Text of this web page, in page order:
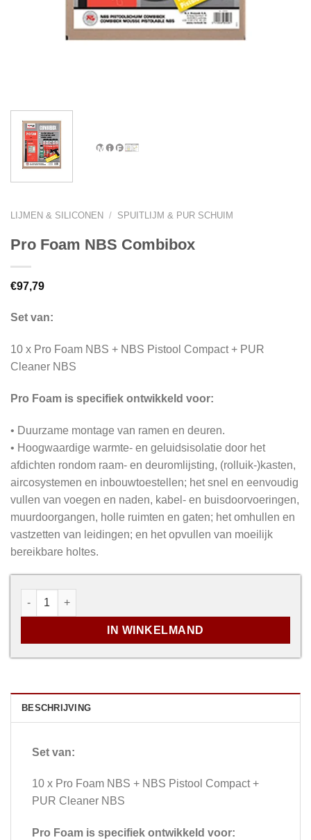
LIJMEN & SILICONEN / SPUITLIJM & PUR SCHUIM
Pro Foam NBS Combibox
€97,79
Set van:
10 x Pro Foam NBS + NBS Pistool Compact + PUR
Cleaner NBS
Pro Foam is specifiek ontwikkeld voor:
• Duurzame montage van ramen en deuren.
• Hoogwaardige warmte- en geluidsisolatie door het
afdichten rondom raam- en deuromlijsting, (rolluik-)kasten,
aircosystemen en inbouwtoestellen; het snel en eenvoudig
vullen van voegen en naden, kabel- en buisdoorvoeringen,
muurdoorgangen, holle ruimten en gaten; het omhullen en
vastzetten van leidingen; en het opvullen van moeilijk
bereikbare holtes.
Pro Foam NBS Combibox aantal
IN WINKELMAND
BESCHRIJVING
Set van:
10 x Pro Foam NBS + NBS Pistool Compact +
PUR Cleaner NBS
Pro Foam is specifiek ontwikkeld voor: